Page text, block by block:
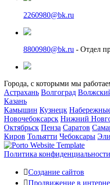
2260980@bk.ru
8800980@bk.ru - Отдел
Города, с которыми мы
Астрахань Волгоград
Казань
Камышин Кузнецк
Новочебоксарск Нижний
Октябрьск Пенза Саратов
Киров Тольятти Чебоксары
Политика конфиденциальности
Создание сайтов
Продвижение в